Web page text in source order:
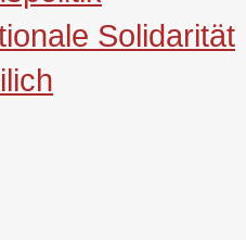
Solidarität